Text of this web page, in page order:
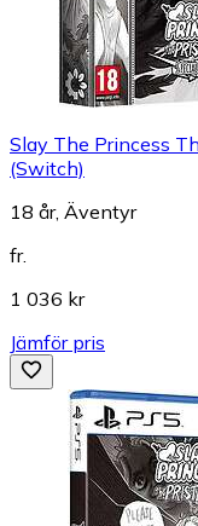
Slay The Princess
(Switch)
18 år, Äventyr
fr.
1 036 kr
Jämför pris